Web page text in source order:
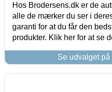
Hos Brodersens.dk er de
alle de mærker du ser i
garanti for at du får den
produkter. Klik her for at se
Se udvalget